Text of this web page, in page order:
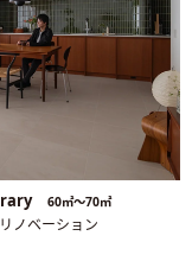
60㎡〜70㎡
ノベーション